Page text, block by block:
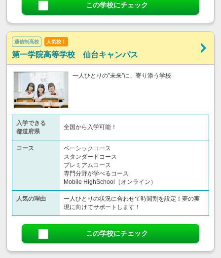
この学校にチェック
通信制高校 人気校！
第一学院高等学校 仙台キャンパス
一人ひとりの”未来”に、寄り添う学校
入学できる
都道府県
全国から入学可能！
コース
ベーシックコース
スタンダードコース
プレミアムコース
専門分野が学べるコース
Mobile HighSchool（オンライン）
人気の理由
一人ひとりの状況に合わせて時間割を設定！夢の実
現に向けてサポートします！
この学校にチェック